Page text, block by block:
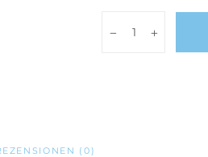
Schatzsuche:
(0)